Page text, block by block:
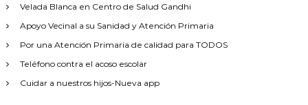
a
a
e
g
a
Velada Blanca en Centro de Salud Gandhi
Apoyo Vecinal a su Sanidad y Atención Primaria
Por una Atención Primaria de calidad para TODOS
Teléfono contra el acoso escolar
Cuidar a nuestros hijos-Nueva app